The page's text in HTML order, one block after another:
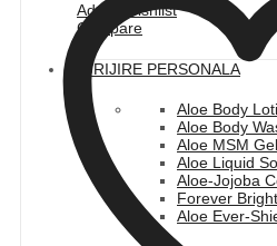
Add to wishlist
Compare
INGRIJIRE PERSONALA
Aloe Body
Aloe Body
Aloe MSM Gel
Aloe Liquid
Aloe-Jojoba
Forever
Aloe Ever-